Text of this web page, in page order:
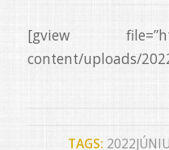
[gview
content/uploads/
TAGS: